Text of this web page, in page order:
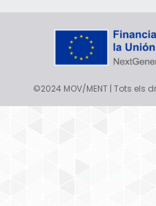
©2024 MOV/MENT | Tots